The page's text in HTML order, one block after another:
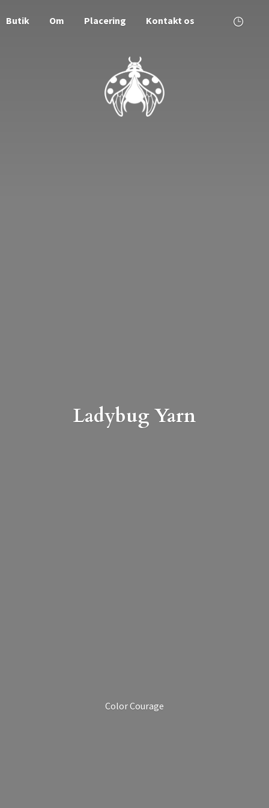
Butik Om Placering Kontakt os
Ladybug Yarn
Color Courage